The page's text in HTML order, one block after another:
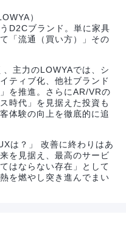
）
D2Cブランド。単に家具
「流通（買い方）」その
主力のLOWYAでは、シ
ティブ化、他社ブランド
を推進。さらにAR/VRの
時代」を見据えた投資も
体験の向上を徹底的に追
は？」 改善に終わりはあ
を見据え、最高のサービ
はならない存在」として
を燃やし突き進んでまい